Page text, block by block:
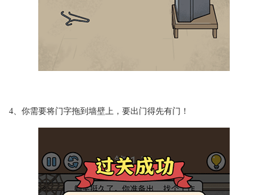
4、你需要将门字拖到墙壁上，要出门得先有门！